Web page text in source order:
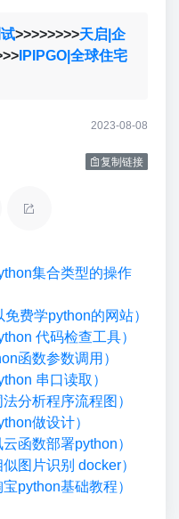
>>>>>>>>天启|企
IPIPGO|全球住宅
2023-08-08
复制链接
集合类型的操作
费学python的网站）
代码检查工具）
函数参数调用）
串口读取）
分析程序流程图）
做设计）
函数部署python）
图片识别 docker）
python基础教程）